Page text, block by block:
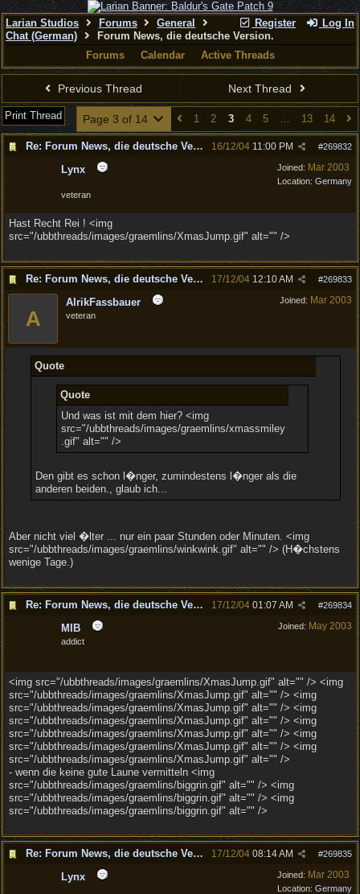
Register Log In
Larian Studios Forums
General
Chat (German)
Forum News, die deutsche Version.
Forums
Calendar Active Threads
Previous Thread Next Thread
Print Thread Page 3 of 14 1 2 3 4 5 … 13 14
Re: Forum News, die deutsche Version. #269832
16/12/04 11:00 PM
Joined: Mar 2003
Location: Germany
Lynx
veteran
Hast Recht Rei ! <img
src="/ubbthreads/images/graemlins/XmasJump.gif" alt="" />
Re: Forum News, die deutsche Version. #269833
17/12/04 12:10 AM
Joined: Mar 2003
A
AlrikFassbauer
veteran
Quote
Quote
Und was ist mit dem hier? <img
src="/ubbthreads/images/graemlins/xmassmiley
.gif" alt="" />
Den gibt es schon l�nger, zumindestens l�nger als die
anderen beiden., glaub ich...
Aber nicht viel �lter ... nur ein paar Stunden oder Minuten. <img
src="/ubbthreads/images/graemlins/winkwink.gif" alt="" /> (H�chstens
wenige Tage.)
Re: Forum News, die deutsche Version. #269834
17/12/04 01:07 AM
Joined: May 2003
MIB
addict
<img src="/ubbthreads/images/graemlins/XmasJump.gif" alt="" /> <img
src="/ubbthreads/images/graemlins/XmasJump.gif" alt="" /> <img
src="/ubbthreads/images/graemlins/XmasJump.gif" alt="" /> <img
src="/ubbthreads/images/graemlins/XmasJump.gif" alt="" /> <img
src="/ubbthreads/images/graemlins/XmasJump.gif" alt="" /> <img
src="/ubbthreads/images/graemlins/XmasJump.gif" alt="" /> <img
src="/ubbthreads/images/graemlins/XmasJump.gif" alt="" />
- wenn die keine gute Laune vermitteln <img
src="/ubbthreads/images/graemlins/biggrin.gif" alt="" /> <img
src="/ubbthreads/images/graemlins/biggrin.gif" alt="" /> <img
src="/ubbthreads/images/graemlins/biggrin.gif" alt="" />
Re: Forum News, die deutsche Version. #269835
17/12/04 08:14 AM
Joined: Mar 2003
Location: Germany
Lynx